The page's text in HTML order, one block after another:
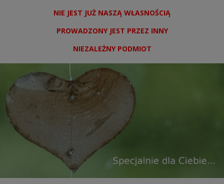
NIE JEST JUŻ NASZĄ WŁASNOŚCIĄ
PROWADZONY JEST PRZEZ INNY
NIEZALEŻNY PODMIOT